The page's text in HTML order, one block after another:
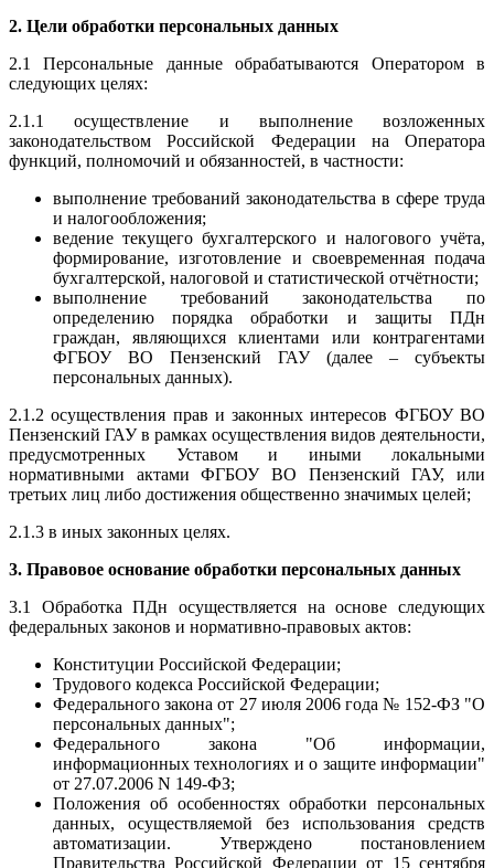
2. Цели обработки персональных данных
2.1 Персональные данные обрабатываются Оператором в
следующих целях:
2.1.1 осуществление и выполнение возложенных
законодательством Российской Федерации на Оператора
функций, полномочий и обязанностей, в частности:
выполнение требований законодательства в сфере труда
и налогообложения;
ведение текущего бухгалтерского и налогового учёта,
формирование, изготовление и своевременная подача
бухгалтерской, налоговой и статистической отчётности;
выполнение требований законодательства по
определению порядка обработки и защиты ПДн
граждан, являющихся клиентами или контрагентами
ФГБОУ ВО Пензенский ГАУ (далее – субъекты
персональных данных).
2.1.2 осуществления прав и законных интересов ФГБОУ ВО
Пензенский ГАУ в рамках осуществления видов деятельности,
предусмотренных Уставом и иными локальными
нормативными актами ФГБОУ ВО Пензенский ГАУ, или
третьих лиц либо достижения общественно значимых целей;
2.1.3 в иных законных целях.
3. Правовое основание обработки персональных данных
3.1 Обработка ПДн осуществляется на основе следующих
федеральных законов и нормативно-правовых актов:
Конституции Российской Федерации;
Трудового кодекса Российской Федерации;
Федерального закона от 27 июля 2006 года № 152-ФЗ "О
персональных данных";
Федерального закона "Об информации,
информационных технологиях и о защите информации"
от 27.07.2006 N 149-ФЗ;
Положения об особенностях обработки персональных
данных, осуществляемой без использования средств
автоматизации. Утверждено постановлением
Правительства Российской Федерации от 15 сентября